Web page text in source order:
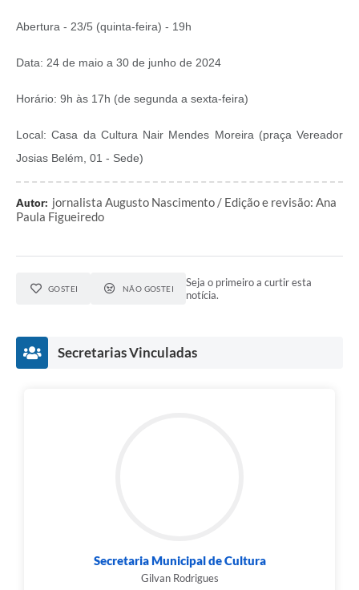
Abertura - 23/5 (quinta-feira) - 19h
Data: 24 de maio a 30 de junho de 2024
Horário: 9h às 17h (de segunda a sexta-feira)
Local: Casa da Cultura Nair Mendes Moreira (praça Vereador
Josias Belém, 01 - Sede)
Autor: jornalista Augusto Nascimento / Edição e revisão: Ana
Paula Figueiredo
GOSTEI NÃO GOSTEI
Seja o primeiro a curtir esta
notícia.
Secretarias Vinculadas
Secretaria Municipal de Cultura
Gilvan Rodrigues